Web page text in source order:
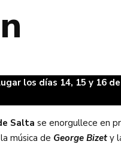
los días 14, 15 y 16
Salta se enorgullece en
música de George Bizet y